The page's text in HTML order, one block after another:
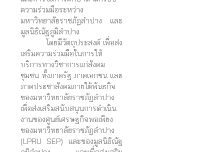
ความร่วมมือระหว่าง
มหาวิทยาลัยราชภัฏลำปาง และ
มูลนิธิณัฐภูมิลำปาง
โดยมีวัตถุประสงค์ เพื่อส่ง
เสริมความร่วมมือในการให้
บริการทางวิชาการแก่สังคม
ชุมชน ทั้งภาครัฐ ภาคเอกชน และ
ภาคประชาสังคมภายใต้พันธกิจ
ของมหาวิทยาลัยราชภัฏลำปาง
เพื่อส่งเสริมสนับสนุนการดำเนิน
งานของศูนย์เศรษฐกิจพอเพียง
ของมหาวิทยาลัยราชภัฏลำปาง
(LPRU SEP) และของมูลนิธิณัฐ